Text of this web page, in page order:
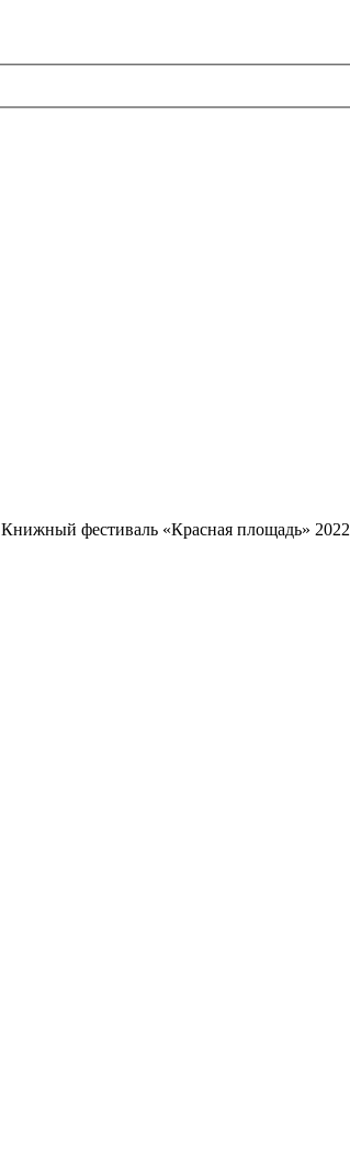
Книжный фестиваль «Красная площадь» 2022